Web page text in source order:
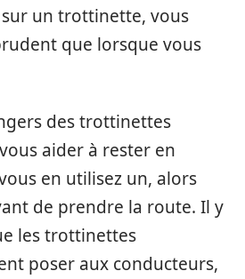
un trottinette, vous
que lorsque vous
des trottinettes
aider à rester en
en utilisez un, alors
de prendre la route. Il y
les trottinettes
poser aux conducteurs,